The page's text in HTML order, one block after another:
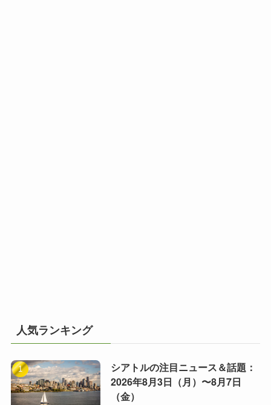
人気ランキング
シアトルの注目ニュース＆話題：
2026年8月3日（月）〜8月7日
（金）